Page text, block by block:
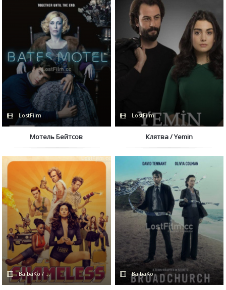
LostFilm
Мотель Бейтсов
LostFilm
Клятва / Yemin
BaibaKo / TVShows BaibaKo